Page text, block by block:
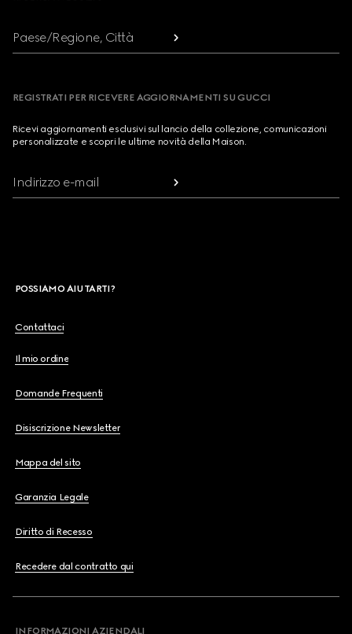
Paese/Regione, Città
REGISTRATI PER RICEVERE AGGIORNAMENTI SU GUCCI
Ricevi aggiornamenti esclusivi sul lancio della collezione, comunicazioni
personalizzate e scopri le ultime novità della Maison.
Indirizzo e-mail
POSSIAMO AIUTARTI?
Contattaci
Il mio ordine
Domande Frequenti
Disiscrizione Newsletter
Mappa del sito
Garanzia Legale
Diritto di Recesso
Recedere dal contratto qui
INFORMAZIONI AZIENDALI